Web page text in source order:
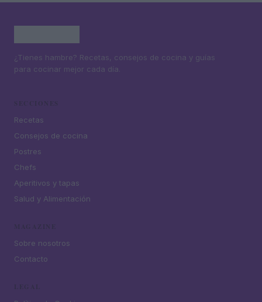
¿Tienes hambre? Recetas, consejos de cocina y guías
para cocinar mejor cada día.
Recetas
Consejos de cocina
Postres
Chefs
Aperitivos y tapas
Salud y Alimentación
Sobre nosotros
Contacto